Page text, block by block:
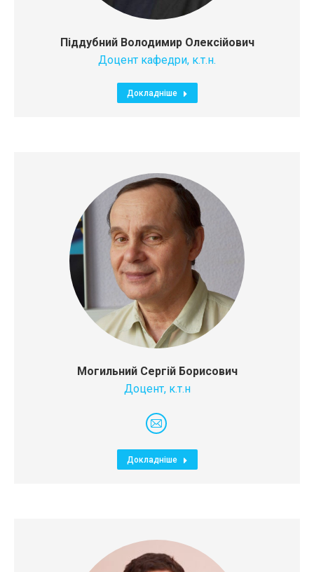
Піддубний Володимир Олексійович
Доцент кафедри, к.т.н.
Докладніше
Могильний Сергій Борисович
Доцент, к.т.н
E-
mail
Докладніше